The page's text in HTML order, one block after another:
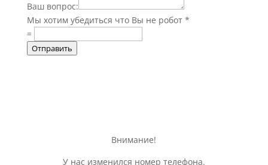
Ваш вопрос:
Мы хотим убедиться что Вы не робот *
=
Отправить
Внимание!
У нас изменился номер телефона.